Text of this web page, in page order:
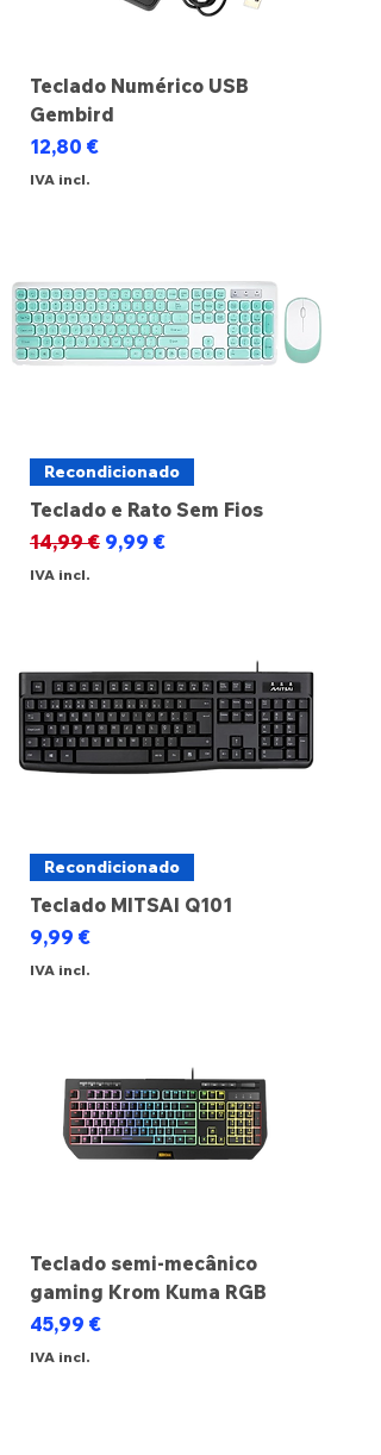
Teclado Numérico USB
Gembird
Preço
12,80 €
IVA incl.
Recondicionado
Teclado e Rato Sem Fios
Preço normal
14,99 € Preço promocional
9,99 €
IVA incl.
Recondicionado
Teclado MITSAI Q101
Preço
9,99 €
IVA incl.
Teclado semi-mecânico
gaming Krom Kuma RGB
Preço
45,99 €
IVA incl.